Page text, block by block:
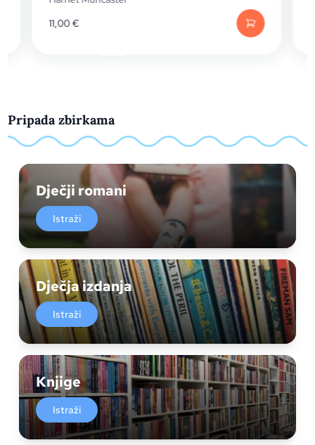
11,00€
Pripada zbirkama
Dječji romani
Istraži
Dječja izdanja
Istraži
Knjige
Istraži